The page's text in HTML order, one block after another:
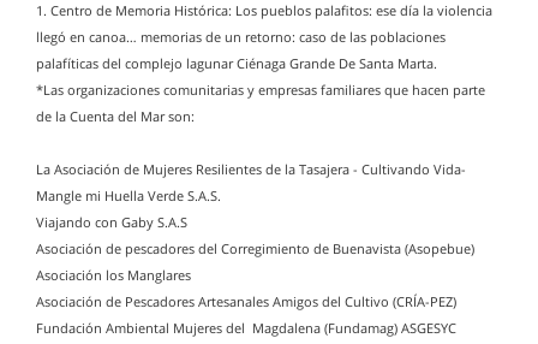
1. Centro de Memoria Histórica: Los pueblos palafitos: ese día la violencia
llegó en canoa… memorias de un retorno: caso de las poblaciones
palafíticas del complejo lagunar Ciénaga Grande De Santa Marta.
*Las organizaciones comunitarias y empresas familiares que hacen parte
de la Cuenta del Mar son:
La Asociación de Mujeres Resilientes de la Tasajera - Cultivando Vida-
Mangle mi Huella Verde S.A.S.
Viajando con Gaby S.A.S
Asociación de pescadores del Corregimiento de Buenavista (Asopebue)
Asociación los Manglares
Asociación de Pescadores Artesanales Amigos del Cultivo (CRÍA-PEZ)
Fundación Ambiental Mujeres del Magdalena (Fundamag) ASGESYC